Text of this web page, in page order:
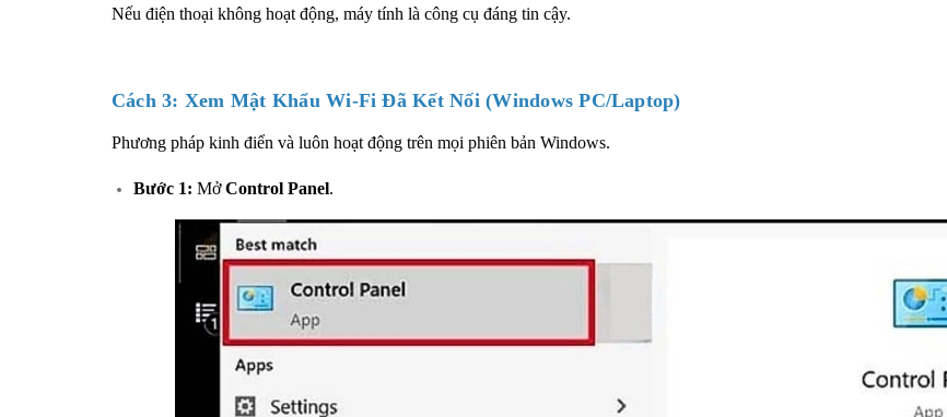
Nếu điện thoại không hoạt động, máy tính là công cụ đáng tin cậy.
Cách 3: Xem Mật Khẩu Wi-Fi Đã Kết Nối (Windows PC/Laptop)
Phương pháp kinh điển và luôn hoạt động trên mọi phiên bản Windows.
Bước 1: MởControl Panel.